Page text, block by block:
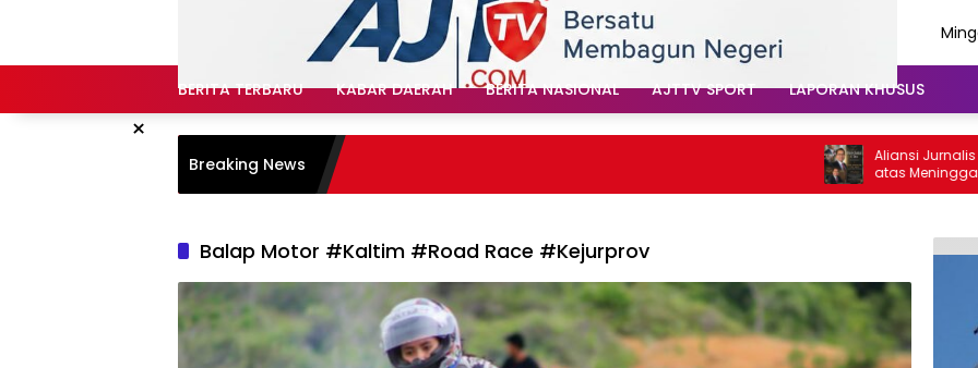
BERITA TERBARU KABAR DAERAH BERITA NASIONAL AJTTV SPORT LAPORAN KHUSUS
×
Breaking News
Aliansi Jurnalis
atas Meninggalnya
Santoso: “Beliau
Balap Motor #Kaltim #Road Race #Kejurprov